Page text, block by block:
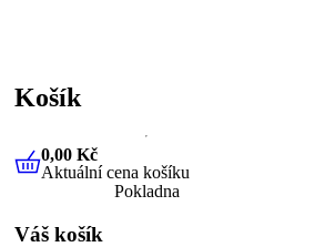
Košík
0,00 KčAktuální cena košíku
0,00 Kč
Aktuální cena košíku
Pokladna
Váš košík